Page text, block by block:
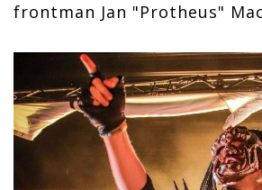
frontman Jan "Protheus"